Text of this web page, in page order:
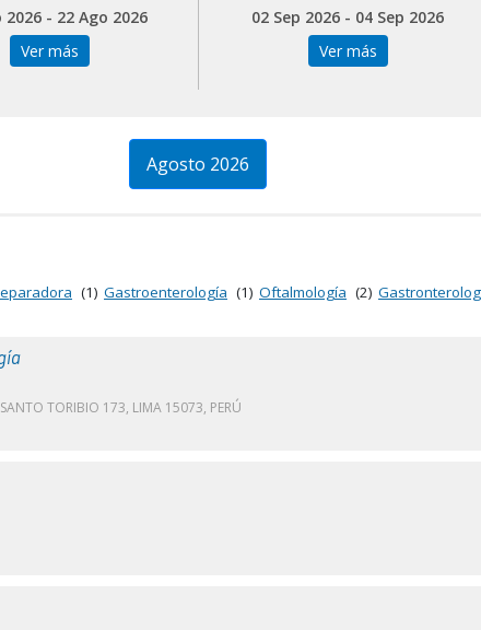
2026 - 22 Ago 2026
Ver más
02 Sep 2026 - 04 Sep 2026
Ver más
Agosto 2026
(1) Gastroenterología (1) Oftalmología (2)
TORIBIO 173, LIMA 15073, PERÚ